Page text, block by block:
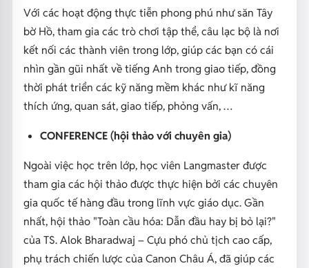
Với các hoạt động thực tiễn phong phú như săn Tây
bờ Hồ, tham gia các trò chơi tập thể, câu lạc bộ là nơi
kết nối các thành viên trong lớp, giúp các bạn có cái
nhìn gần gũi nhất về tiếng Anh trong giao tiếp, đồng
thời phát triển các kỹ năng mềm khác như kĩ năng
thích ứng, quan sát, giao tiếp, phỏng vấn, …
CONFERENCE (hội thảo với chuyên gia)
Ngoài việc học trên lớp, học viên Langmaster được
tham gia các hội thảo được thực hiện bởi các chuyên
gia quốc tế hàng đầu trong lĩnh vực giáo dục. Gần
nhất, hội thảo "Toàn cầu hóa: Dẫn đầu hay bị bỏ lại?"
của TS. Alok Bharadwaj – Cựu phó chủ tịch cao cấp,
phụ trách chiến lược của Canon Châu Á, đã giúp các